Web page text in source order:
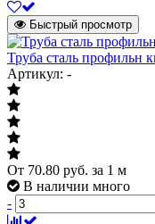
Быстрый просмотр
Труба сталь профильн
Артикул: -
От 70.80 руб. за 1 м
В наличии много
-